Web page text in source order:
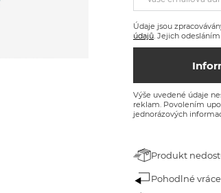
Údaje jsou
údajů. Jejich
Výše uvedené údaje
reklam. Povolením
jednorázových
Produkt
Pohodlné